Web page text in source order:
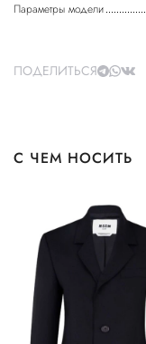
Параметры модели
ПОДЕЛИТЬСЯ
С ЧЕМ НОСИТЬ